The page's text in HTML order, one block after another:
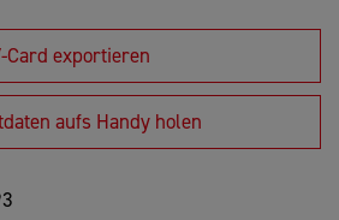
Card exportieren
aufs Handy holen